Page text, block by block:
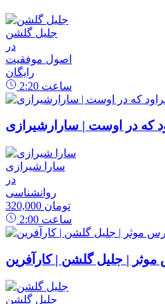
جلیل گلشن
در
اصول موفقیت
رایگان
2:20 ساعت
که در اوست | سارارشیرازی
سارا شیرازی
در
روانشناسی
320,000 تومان
2:00 ساعت
| جلیل گلشن | کارآفرین
جلیل گلشن